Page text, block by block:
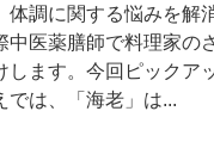
体調に関する悩みを解
中医薬膳師で料理家の
します。今回ピックア
では、「海老」は...